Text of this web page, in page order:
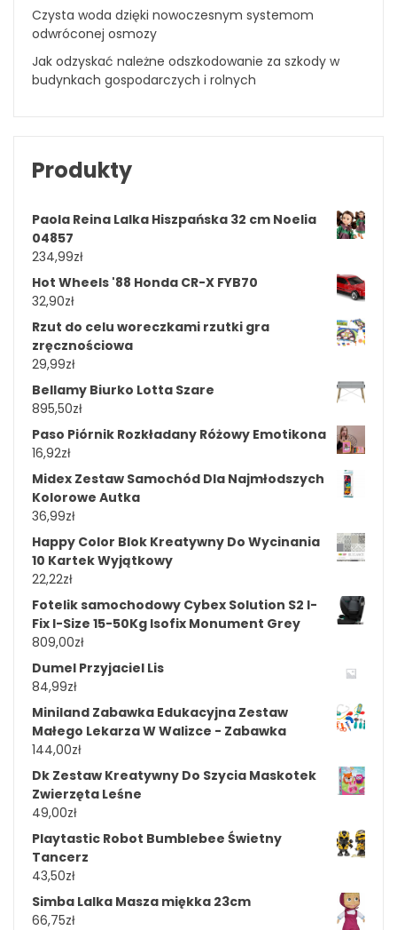
Czysta woda dzięki nowoczesnym systemom
odwróconej osmozy
Jak odzyskać należne odszkodowanie za szkody w
budynkach gospodarczych i rolnych
Produkty
Paola Reina Lalka Hiszpańska 32 cm Noelia
04857
234,99zł
Hot Wheels '88 Honda CR-X FYB70
32,90zł
Rzut do celu woreczkami rzutki gra
zręcznościowa
29,99zł
Bellamy Biurko Lotta Szare
895,50zł
Paso Piórnik Rozkładany Różowy Emotikona
16,92zł
Midex Zestaw Samochód Dla Najmłodszych
Kolorowe Autka
36,99zł
Happy Color Blok Kreatywny Do Wycinania
10 Kartek Wyjątkowy
22,22zł
Fotelik samochodowy Cybex Solution S2 I-
Fix I-Size 15-50Kg Isofix Monument Grey
809,00zł
Dumel Przyjaciel Lis
84,99zł
Miniland Zabawka Edukacyjna Zestaw
Małego Lekarza W Walizce - Zabawka
144,00zł
Dk Zestaw Kreatywny Do Szycia Maskotek
Zwierzęta Leśne
49,00zł
Playtastic Robot Bumblebee Świetny
Tancerz
43,50zł
Simba Lalka Masza miękka 23cm
66,75zł